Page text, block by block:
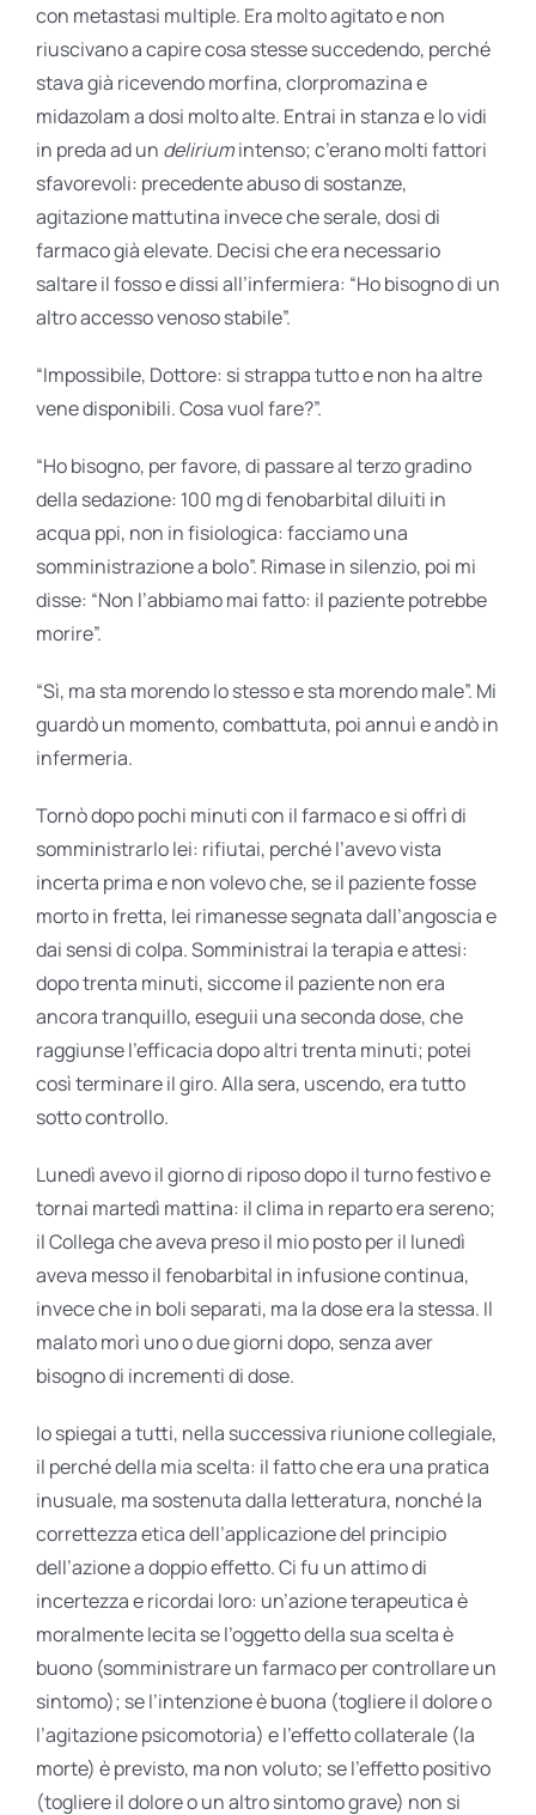
con metastasi multiple. Era molto agitato e non
riuscivano a capire cosa stesse succedendo, perché
stava già ricevendo morfina, clorpromazina e
midazolam a dosi molto alte. Entrai in stanza e lo vidi
in preda ad un deliriumintenso; c’erano molti fattori
sfavorevoli: precedente abuso di sostanze,
agitazione mattutina invece che serale, dosi di
farmaco già elevate. Decisi che era necessario
saltare il fosso e dissi all’infermiera: “Ho bisogno di un
altro accesso venoso stabile”.
“Impossibile, Dottore: si strappa tutto e non ha altre
vene disponibili. Cosa vuol fare?”.
“Ho bisogno, per favore, di passare al terzo gradino
della sedazione: 100 mg di fenobarbital diluiti in
acqua ppi, non in fisiologica: facciamo una
somministrazione a bolo”. Rimase in silenzio, poi mi
disse: “Non l’abbiamo mai fatto: il paziente potrebbe
morire”.
“Sì, ma sta morendo lo stesso e sta morendo male”. Mi
guardò un momento, combattuta, poi annuì e andò in
infermeria.
Tornò dopo pochi minuti con il farmaco e si offrì di
somministrarlo lei: rifiutai, perché l’avevo vista
incerta prima e non volevo che, se il paziente fosse
morto in fretta, lei rimanesse segnata dall’angoscia e
dai sensi di colpa. Somministrai la terapia e attesi:
dopo trenta minuti, siccome il paziente non era
ancora tranquillo, eseguii una seconda dose, che
raggiunse l’efficacia dopo altri trenta minuti; potei
così terminare il giro. Alla sera, uscendo, era tutto
sotto controllo.
Lunedì avevo il giorno di riposo dopo il turno festivo e
tornai martedì mattina: il clima in reparto era sereno;
il Collega che aveva preso il mio posto per il lunedì
aveva messo il fenobarbital in infusione continua,
invece che in boli separati, ma la dose era la stessa. Il
malato morì uno o due giorni dopo, senza aver
bisogno di incrementi di dose.
Io spiegai a tutti, nella successiva riunione collegiale,
il perché della mia scelta: il fatto che era una pratica
inusuale, ma sostenuta dalla letteratura, nonché la
correttezza etica dell’applicazione del principio
dell’azione a doppio effetto. Ci fu un attimo di
incertezza e ricordai loro: un’azione terapeutica è
moralmente lecita se l’oggetto della sua scelta è
buono (somministrare un farmaco per controllare un
sintomo); se l’intenzione è buona (togliere il dolore o
l’agitazione psicomotoria) e l’effetto collaterale (la
morte) è previsto, ma non voluto; se l’effetto positivo
(togliere il dolore o un altro sintomo grave) non si